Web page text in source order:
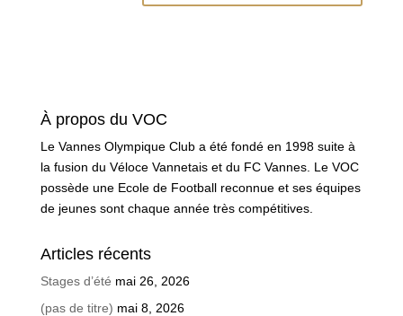
À propos du VOC
Le Vannes Olympique Club a été fondé en 1998 suite à
la fusion du Véloce Vannetais et du FC Vannes. Le VOC
possède une Ecole de Football reconnue et ses équipes
de jeunes sont chaque année très compétitives.
Articles récents
Stages d’été mai 26, 2026
(pas de titre) mai 8, 2026